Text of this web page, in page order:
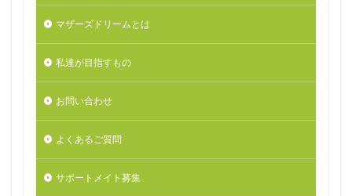
マザーズドリームとは
私達が目指すもの
お問い合わせ
よくあるご質問
サポートメイト募集